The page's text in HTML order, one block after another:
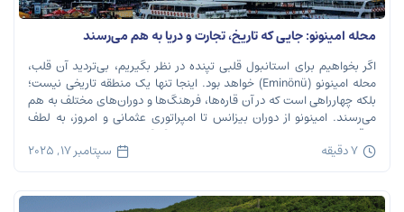
محله امینونو: جایی که تاریخ، تجارت و دریا به هم می‌رسند
اگر بخواهیم برای استانبول قلبی تپنده در نظر بگیریم، بی‌تردید آن قلب،
محله امینونو (Eminönü) خواهد بود. اینجا تنها یک منطقه تاریخی نیست؛
بلکه چهارراهی است که در آن قاره‌ها، فرهنگ‌ها و دوران‌های مختلف به هم
می‌رسند. امینونو از دوران بیزانس تا امپراتوری عثمانی و امروز، به لطف
موقعیت استراتژیک خود در دهانه خلیج شاخ […]
7 دقیقه سپتامبر 17, 2025